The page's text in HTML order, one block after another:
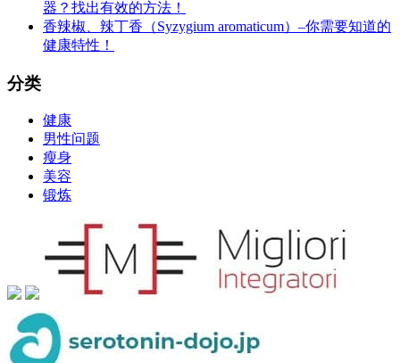
器？找出有效的方法！
香辣椒、辣丁香（Syzygium aromaticum）–你需要知道的
健康特性！
分类
健康
男性问题
瘦身
美容
锻炼